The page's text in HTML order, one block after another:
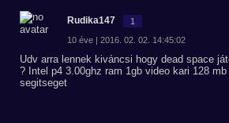
Rudika147 1
10 éve | 2016. 02. 02. 14:45:02
Udv arra lennek kiváncsi hogy dead space
? Intel p4 3.00ghz ram 1gb video kari 128
segitseget